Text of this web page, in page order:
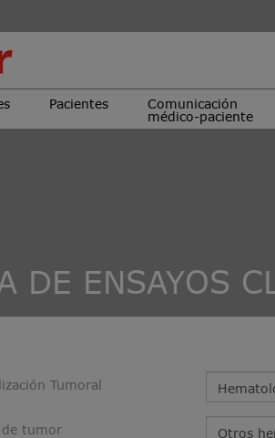
Pacientes
Comunicación
médico-paciente
DE ENSAYOS
Tumoral
tumor